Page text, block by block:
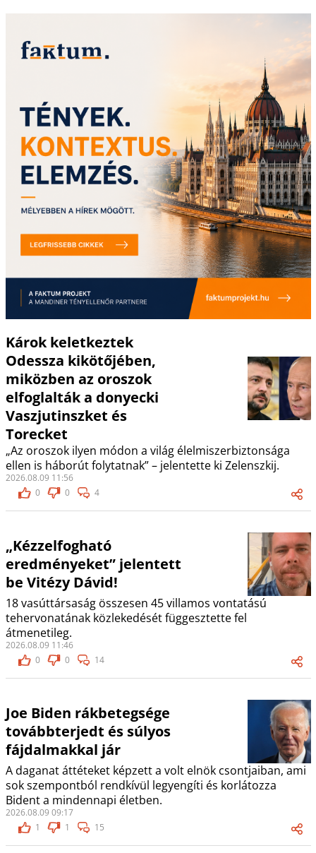
Károk keletkeztek
Odessza kikötőjében,
miközben az oroszok
elfoglalták a donyecki
Vaszjutinszket és
Torecket
„Az oroszok ilyen módon a világ élelmiszerbiztonsága
ellen is háborút folytatnak” – jelentette ki Zelenszkij.
2026.08.09 11:56
0
0 4
„Kézzelfogható
eredményeket” jelentett
be Vitézy Dávid!
18 vasúttársaság összesen 45 villamos vontatású
tehervonatának közlekedését függesztette fel
átmenetileg.
2026.08.09 11:46
0
0 14
Joe Biden rákbetegsége
továbbterjedt és súlyos
fájdalmakkal jár
A daganat áttéteket képzett a volt elnök csontjaiban, ami
sok szempontból rendkívül legyengíti és korlátozza
Bident a mindennapi életben.
2026.08.09 09:17
1
1 15